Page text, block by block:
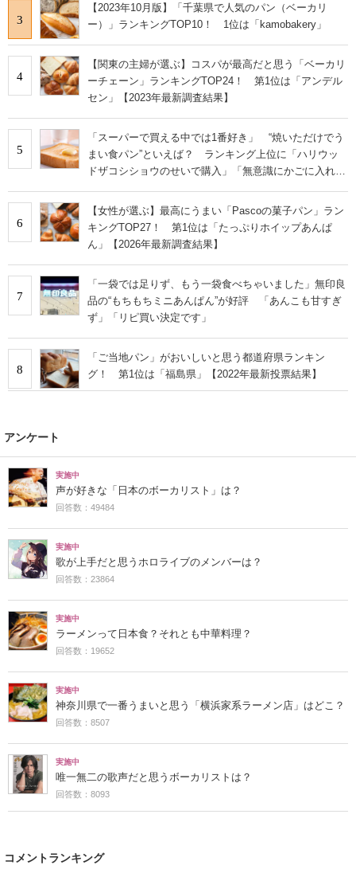
3
【2023年10月版】「千葉県で人気のパン（ベーカリ
ー）」ランキングTOP10！ 1位は「kamobakery」
4
【関東の主婦が選ぶ】コスパが最高だと思う「ベーカリ
ーチェーン」ランキングTOP24！ 第1位は「アンデル
セン」【2023年最新調査結果】
5
「スーパーで買える中では1番好き」 “焼いただけでう
まい食パン”といえば？ ランキング上位に「ハリウッ
ドザコシショウのせいで購入」「無意識にかごに入れて
6
【女性が選ぶ】最高にうまい「Pascoの菓子パン」ラン
キングTOP27！ 第1位は「たっぷりホイップあんぱ
ん」【2026年最新調査結果】
7
「一袋では足りず、もう一袋食べちゃいました」無印良
品の“もちもちミニあんぱん”が好評 「あんこも甘すぎ
ず」「リピ買い決定です」
8
「ご当地パン」がおいしいと思う都道府県ランキン
グ！ 第1位は「福島県」【2022年最新投票結果】
アンケート
実施中
声が好きな「日本のボーカリスト」は？
回答数：49484
実施中
歌が上手だと思うホロライブのメンバーは？
回答数：23864
実施中
ラーメンって日本食？それとも中華料理？
回答数：19652
実施中
神奈川県で一番うまいと思う「横浜家系ラーメン店」はどこ？
回答数：8507
実施中
唯一無二の歌声だと思うボーカリストは？
回答数：8093
コメントランキング